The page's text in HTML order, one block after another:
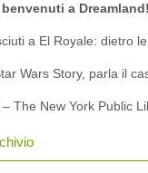
a
a El Royale: dietro
Wars Story, parla il
– The New York Public